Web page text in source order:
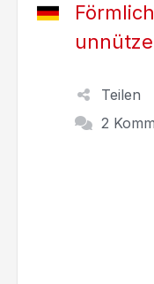
Teilen
2